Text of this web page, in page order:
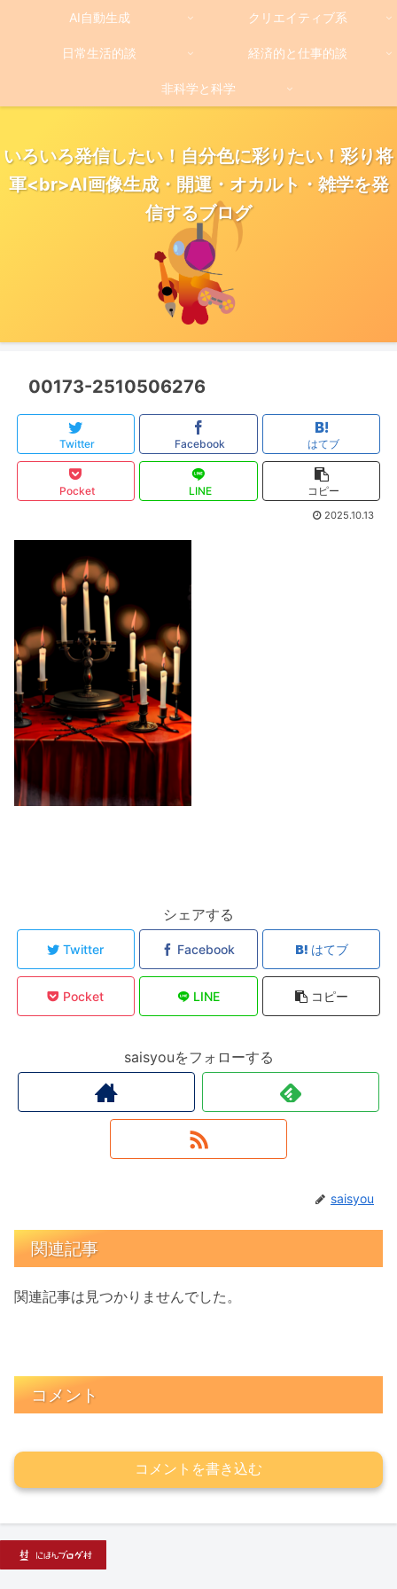
いろいろ発信したい！自分色に彩りたい！彩り将
軍<br>AI画像生成・開運・オカルト・雑学を発
信するブログ
AI自動生成 クリエイティブ系
日常生活的談 経済的と仕事的談
非科学と科学
00173-2510506276
Twitter Facebook はてブ
Pocket LINE コピー
2025.10.13
シェアする
Twitter Facebook はてブ
Pocket LINE コピー
saisyouをフォローする
saisyou
関連記事
関連記事は見つかりませんでした。
コメント
コメントを書き込む